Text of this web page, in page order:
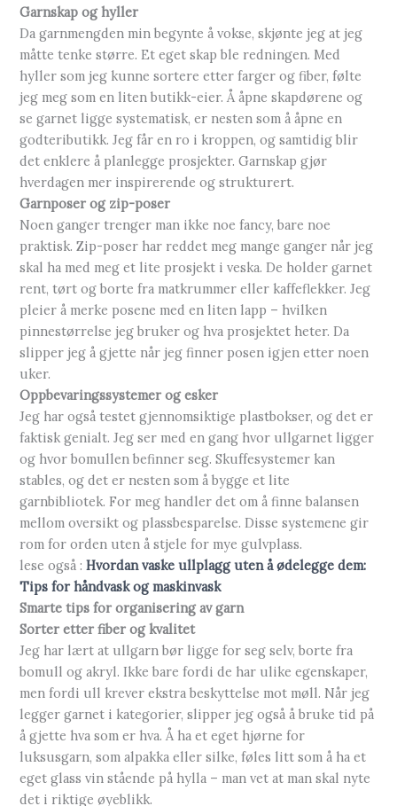
Garnskap og hyller
Da garnmengden min begynte å vokse, skjønte jeg at jeg
måtte tenke større. Et eget skap ble redningen. Med
hyller som jeg kunne sortere etter farger og fiber, følte
jeg meg som en liten butikk-eier. Å åpne skapdørene og
se garnet ligge systematisk, er nesten som å åpne en
godteributikk. Jeg får en ro i kroppen, og samtidig blir
det enklere å planlegge prosjekter. Garnskap gjør
hverdagen mer inspirerende og strukturert.
Garnposer og zip-poser
Noen ganger trenger man ikke noe fancy, bare noe
praktisk. Zip-poser har reddet meg mange ganger når jeg
skal ha med meg et lite prosjekt i veska. De holder garnet
rent, tørt og borte fra matkrummer eller kaffeflekker. Jeg
pleier å merke posene med en liten lapp – hvilken
pinnestørrelse jeg bruker og hva prosjektet heter. Da
slipper jeg å gjette når jeg finner posen igjen etter noen
uker.
Oppbevaringssystemer og esker
Jeg har også testet gjennomsiktige plastbokser, og det er
faktisk genialt. Jeg ser med en gang hvor ullgarnet ligger
og hvor bomullen befinner seg. Skuffesystemer kan
stables, og det er nesten som å bygge et lite
garnbibliotek. For meg handler det om å finne balansen
mellom oversikt og plassbesparelse. Disse systemene gir
rom for orden uten å stjele for mye gulvplass.
lese også :Hvordan vaske ullplagg uten å ødelegge dem:
Tips for håndvask og maskinvask
Smarte tips for organisering av garn
Sorter etter fiber og kvalitet
Jeg har lært at ullgarn bør ligge for seg selv, borte fra
bomull og akryl. Ikke bare fordi de har ulike egenskaper,
men fordi ull krever ekstra beskyttelse mot møll. Når jeg
legger garnet i kategorier, slipper jeg også å bruke tid på
å gjette hva som er hva. Å ha et eget hjørne for
luksusgarn, som alpakka eller silke, føles litt som å ha et
eget glass vin stående på hylla – man vet at man skal nyte
det i riktige øyeblikk.